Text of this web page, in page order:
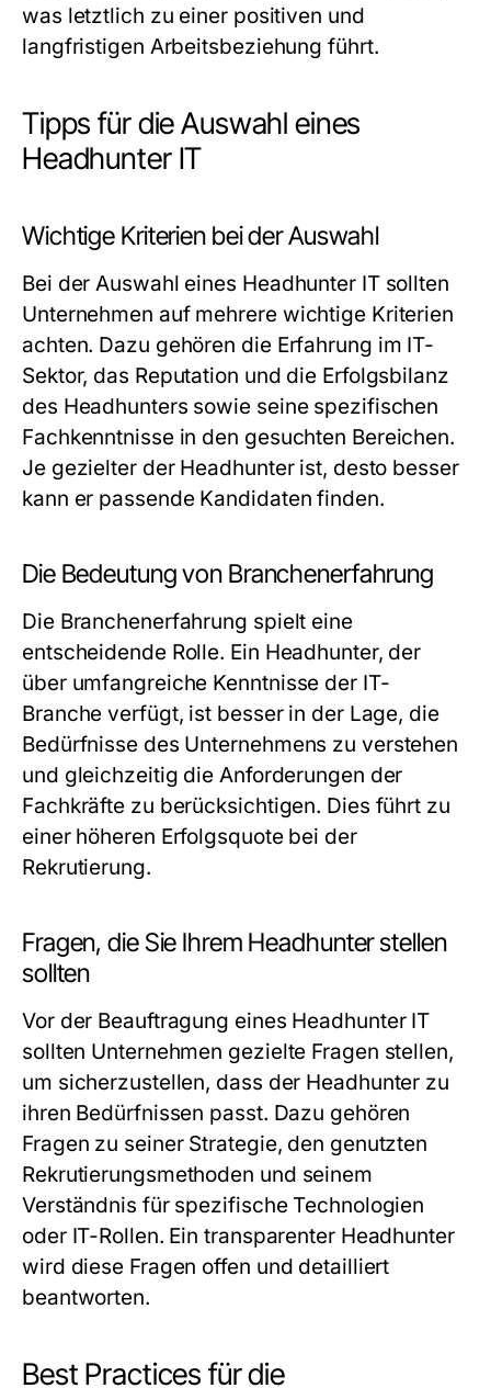
was letztlich zu einer positiven und
langfristigen Arbeitsbeziehung führt.
Tipps für die Auswahl eines
Headhunter IT
Wichtige Kriterien bei der Auswahl
Bei der Auswahl eines Headhunter IT sollten
Unternehmen auf mehrere wichtige Kriterien
achten. Dazu gehören die Erfahrung im IT-
Sektor, das Reputation und die Erfolgsbilanz
des Headhunters sowie seine spezifischen
Fachkenntnisse in den gesuchten Bereichen.
Je gezielter der Headhunter ist, desto besser
kann er passende Kandidaten finden.
Die Bedeutung von Branchenerfahrung
Die Branchenerfahrung spielt eine
entscheidende Rolle. Ein Headhunter, der
über umfangreiche Kenntnisse der IT-
Branche verfügt, ist besser in der Lage, die
Bedürfnisse des Unternehmens zu verstehen
und gleichzeitig die Anforderungen der
Fachkräfte zu berücksichtigen. Dies führt zu
einer höheren Erfolgsquote bei der
Rekrutierung.
Fragen, die Sie Ihrem Headhunter stellen
sollten
Vor der Beauftragung eines Headhunter IT
sollten Unternehmen gezielte Fragen stellen,
um sicherzustellen, dass der Headhunter zu
ihren Bedürfnissen passt. Dazu gehören
Fragen zu seiner Strategie, den genutzten
Rekrutierungsmethoden und seinem
Verständnis für spezifische Technologien
oder IT-Rollen. Ein transparenter Headhunter
wird diese Fragen offen und detailliert
beantworten.
Best Practices für die